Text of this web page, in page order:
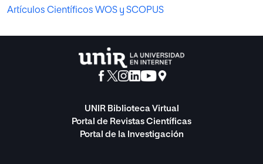
Artículos Científicos WOS y SCOPUS
UNIR Biblioteca Virtual
Portal de Revistas Científicas
Portal de la Investigación